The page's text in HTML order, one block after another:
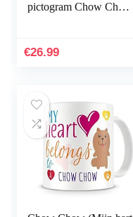
pictogram Chow Chow
€26.99